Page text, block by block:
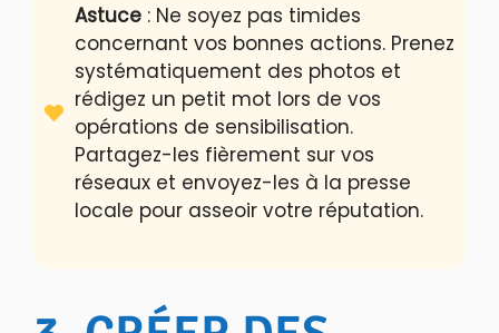
Astuce : Ne soyez pas timides
concernant vos bonnes actions. Prenez
systématiquement des photos et
rédigez un petit mot lors de vos
opérations de sensibilisation.
Partagez-les fièrement sur vos
réseaux et envoyez-les à la presse
locale pour asseoir votre réputation.